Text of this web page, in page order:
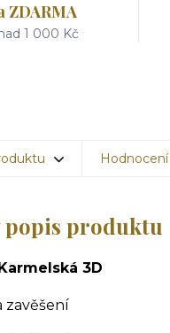
ZDARMA
1 000 Kč
Hodnocení
popis produktu
3D
zavěšení